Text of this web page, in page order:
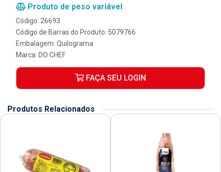
Produto de peso variável
Código: 26693
Código de Barras do Produto: 5079766
Embalagem: Quilograma
Marca: DO CHEF
FAÇA SEU LOGIN
Produtos Relacionados